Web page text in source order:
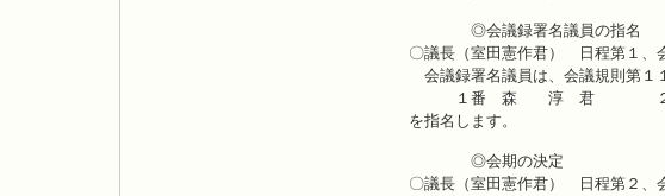
◎会議録署名議員の指名
〇議長（室田憲作君） 日程第１、
会議録署名議員は、会議規則第１
１番 森 淳 君 ２番
を指名します。
◎会期の決定
〇議長（室田憲作君） 日程第２、